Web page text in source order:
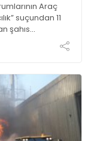
Araç
suçundan 11
şahıs